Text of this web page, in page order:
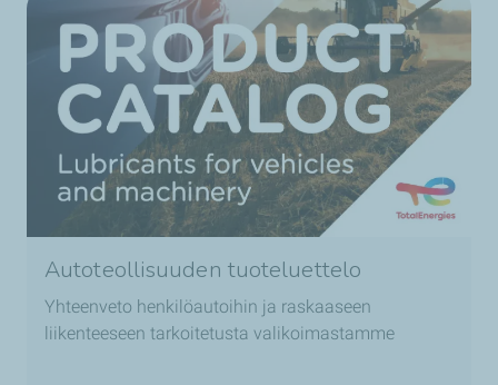
Autoteollisuuden tuoteluettelo
Yhteenveto henkilöautoihin ja raskaaseen
liikenteeseen tarkoitetusta valikoimastamme